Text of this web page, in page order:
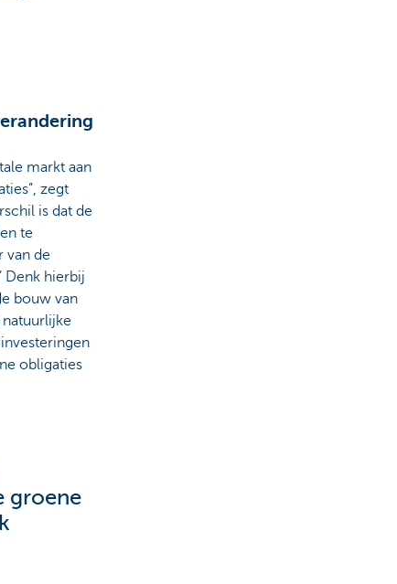
markt aan
zegt
is dat de
te
van de
Denk hierbij
bouw van
obligaties
groene